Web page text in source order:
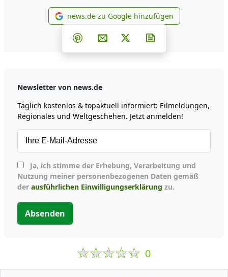
news.de zu Google
news.de zu Google hinzufügen
Teilen auf Facebook
Teilen auf Whatsapp
Teilen auf Telegram
Teilen auf Pinterest
Per E-Mail teilen
Post auf X
Newsletter von news.de
Täglich kostenlos & topaktuell informiert: Eilmeldungen,
Regionales und Weltgeschehen. Jetzt anmelden!
Nutzung meiner personenbezogenen Daten gemäß
der ausführlichen Einwilligungserklärung zu.
Absenden
0